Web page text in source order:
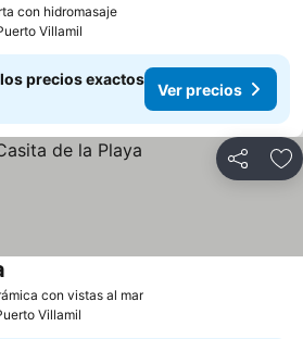
con hidromasajeVer precios
Villamil
precios exactos
Ver precios
Compartir
con vistas al marVer precios
Villamil